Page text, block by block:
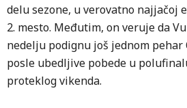
delu sezone, u verovatno najjačoj
2. mesto. Međutim, on veruje da
nedelju podignu još jednom pehar
posle ubedljive pobede u
proteklog vikenda.